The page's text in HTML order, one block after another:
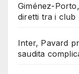
Giménez-
diretti tra i club
Inter, Pavard
saudita